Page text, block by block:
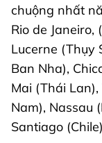
chuộng nhất
Rio de Janeiro,
Lucerne (Thụy
Ban Nha),
Mai (Thái
Nam), Nassau
Santiago